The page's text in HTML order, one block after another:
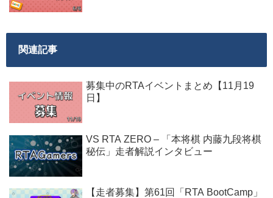
関連記事
募集中のRTAイベントまとめ【11月19
日】
VS RTA ZERO – 「本将棋 内藤九段将棋
秘伝」走者解説インタビュー
【走者募集】第61回「RTA BootCamp」